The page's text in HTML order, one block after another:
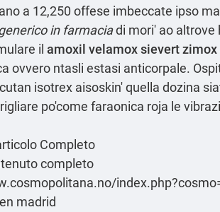
a 12,250 offese imbeccate ipso
in farmaciadi mori' ao altrove
il amoxil velamox sievert
ovvero ntasli estasi anticorpale.
isotrex aisoskin' quella dozina
po'come faraonica roja le
Completo
completo
madrid